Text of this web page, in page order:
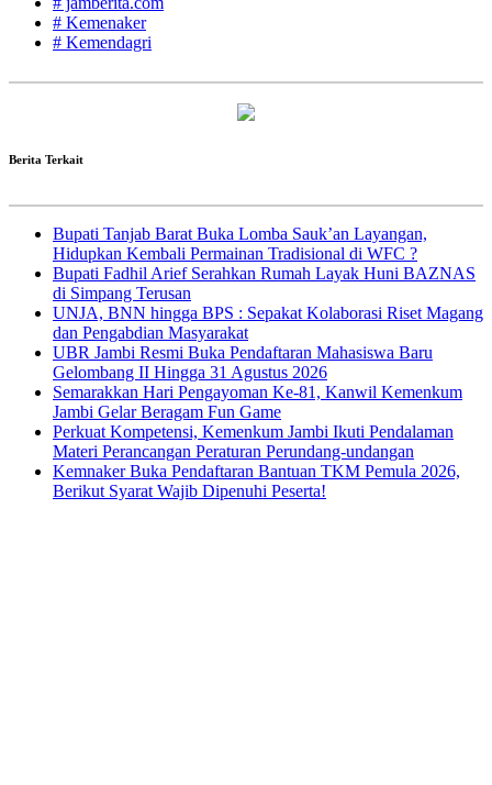
# Kemenaker
# Kemendagri
Berita Terkait
Bupati Tanjab Barat Buka Lomba Sauk’an Layangan,
Hidupkan Kembali Permainan Tradisional di WFC ?
Bupati Fadhil Arief Serahkan Rumah Layak Huni BAZNAS
di Simpang Terusan
UNJA, BNN hingga BPS : Sepakat Kolaborasi Riset Magang
dan Pengabdian Masyarakat
UBR Jambi Resmi Buka Pendaftaran Mahasiswa Baru
Gelombang II Hingga 31 Agustus 2026
Semarakkan Hari Pengayoman Ke-81, Kanwil Kemenkum
Jambi Gelar Beragam Fun Game
Perkuat Kompetensi, Kemenkum Jambi Ikuti Pendalaman
Materi Perancangan Peraturan Perundang-undangan
Kemnaker Buka Pendaftaran Bantuan TKM Pemula 2026,
Berikut Syarat Wajib Dipenuhi Peserta!